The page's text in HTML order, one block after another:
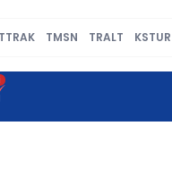
TTRAK TMSN TRALT KSTUR